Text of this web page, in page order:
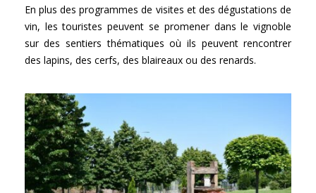
En plus des programmes de visites et des dégustations de
vin, les touristes peuvent se promener dans le vignoble
sur des sentiers thématiques où ils peuvent rencontrer
des lapins, des cerfs, des blaireaux ou des renards.